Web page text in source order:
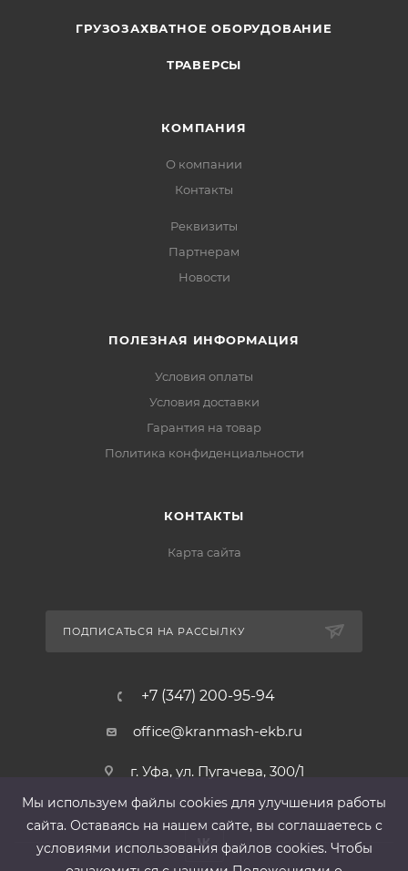
ГРУЗОЗАХВАТНОЕ ОБОРУДОВАНИЕ
ТРАВЕРСЫ
КОМПАНИЯ
О компании
Контакты
Реквизиты
Партнерам
Новости
ПОЛЕЗНАЯ ИНФОРМАЦИЯ
Условия оплаты
Условия доставки
Гарантия на товар
Политика конфиденциальности
КОНТАКТЫ
Карта сайта
ПОДПИСАТЬСЯ НА РАССЫЛКУ
+7 (347) 200-95-94
office@kranmash-ekb.ru
г. Уфа, ул. Пугачева, 300/1
Мы используем файлы cооkies для улучшения работы
сайта. Оставаясь на нашем сайте, вы соглашаетесь с
условиями использования файлов cооkies. Чтобы